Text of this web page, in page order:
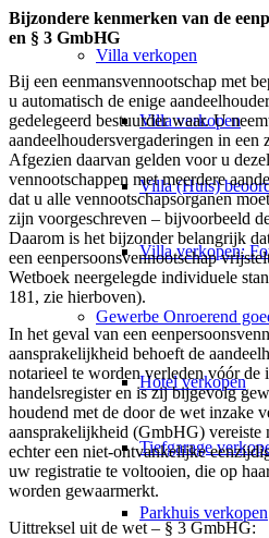
Villa verkopen
Villa verkopen
Villa (Huis)
Villa verkopen:
Gewerbe Onroerend
Hotel verkopen
Tiefgarage
Parkhuis verkopen
Bijzondere kenmerken van de
en § 3 GmbHG
Bij een eenmansvennootschap met
u automatisch de enige
gedelegeerd bestuurder waar. U
aandeelhoudersvergaderingen in een
Afgezien daarvan gelden voor u
vennootschappen met meerdere
dat u alle vennootschapsorganen
zijn voorgeschreven – bijvoorbeeld
Daarom is het bijzonder belangrijk
een eenpersoonsvennootschap
Wetboek neergelegde individuele
181, zie hierboven).
In het geval van een
aansprakelijkheid behoeft de
notarieel te worden verleden vóór de
handelsregister en is zij bijgevolg
houdend met de door de wet inzake
aansprakelijkheid (GmbHG)
echter een niet-ontvankelijke
uw registratie te voltooien, die op
worden gewaarmerkt.
Uittreksel uit de wet – § 3 GmbHG: